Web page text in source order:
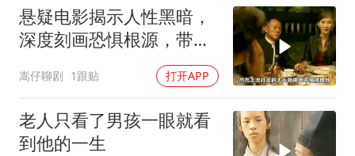
悬疑电影揭示人性黑暗，
深度刻画恐惧根源，带你
嵩仔聊剧 1跟贴 打开APP
老人只看了男孩一眼就看
到他的一生